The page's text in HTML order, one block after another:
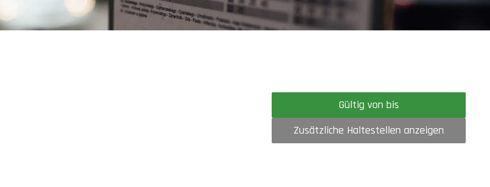
Gültig von bis
Zusätzliche Haltestellen anzeigen